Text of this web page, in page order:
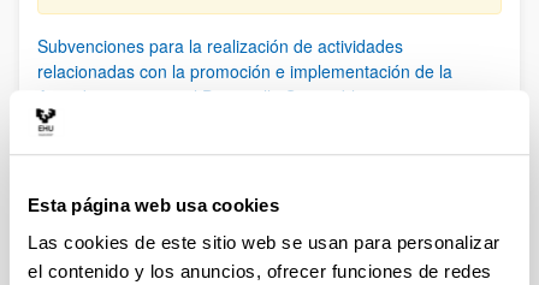
Esta página web usa cookies
Las cookies de este sitio web se usan para personalizar
el contenido y los anuncios, ofrecer funciones de redes
Subvenciones para la realización de actividades
relacionadas con la promoción e implementación de la
Agenda 2030 para el Desarrollo Sostenible-2023
Premio de Investigación del Consejo Económico y Social,
Plazo de presentación cerrado: 29/03/2023 - 28/04/2023 23:59
Proyectos de I+D+I en Salud (ISCIII) 2023
Plazo de presentación cerrado: 28/03/2023 - 25/04/2023 15:00